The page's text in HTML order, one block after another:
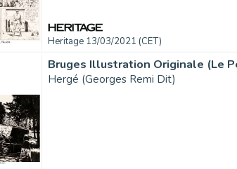
Heritage 13/03/2021 (CET)
Hergé (Georges Remi Dit)